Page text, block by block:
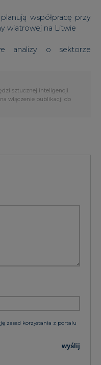
współpracę przy
wiatrowej na Litwie
analizy o sektorze
sztucznej inteligencji.
włączenie publikacji do
zasad korzystania z portalu
wyślij